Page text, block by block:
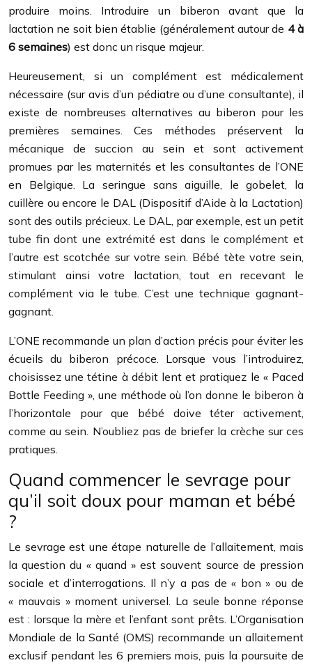
produire moins. Introduire un biberon avant que la
lactation ne soit bien établie (généralement autour de 4 à
6 semaines) est donc un risque majeur.
Heureusement, si un complément est médicalement
nécessaire (sur avis d’un pédiatre ou d’une consultante), il
existe de nombreuses alternatives au biberon pour les
premières semaines. Ces méthodes préservent la
mécanique de succion au sein et sont activement
promues par les maternités et les consultantes de l’ONE
en Belgique. La seringue sans aiguille, le gobelet, la
cuillère ou encore le DAL (Dispositif d’Aide à la Lactation)
sont des outils précieux. Le DAL, par exemple, est un petit
tube fin dont une extrémité est dans le complément et
l’autre est scotchée sur votre sein. Bébé tète votre sein,
stimulant ainsi votre lactation, tout en recevant le
complément via le tube. C’est une technique gagnant-
gagnant.
L’ONE recommande un plan d’action précis pour éviter les
écueils du biberon précoce. Lorsque vous l’introduirez,
choisissez une tétine à débit lent et pratiquez le « Paced
Bottle Feeding », une méthode où l’on donne le biberon à
l’horizontale pour que bébé doive téter activement,
comme au sein. N’oubliez pas de briefer la crèche sur ces
pratiques.
Quand commencer le sevrage pour
qu’il soit doux pour maman et bébé
?
Le sevrage est une étape naturelle de l’allaitement, mais
la question du « quand » est souvent source de pression
sociale et d’interrogations. Il n’y a pas de « bon » ou de
« mauvais » moment universel. La seule bonne réponse
est : lorsque la mère et l’enfant sont prêts. L’Organisation
Mondiale de la Santé (OMS) recommande un allaitement
exclusif pendant les 6 premiers mois, puis la poursuite de